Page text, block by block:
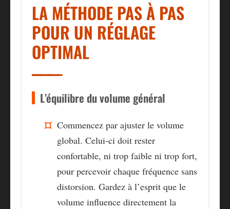
LA MÉTHODE PAS À PAS
POUR UN RÉGLAGE
OPTIMAL
L’équilibre du volume général
Commencez par ajuster le volume
global. Celui-ci doit rester
confortable, ni trop faible ni trop fort,
pour percevoir chaque fréquence sans
distorsion. Gardez à l’esprit que le
volume influence directement la